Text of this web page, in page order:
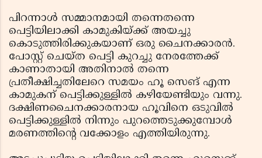
പിറന്നാള്‍ സമ്മാനമായി തന്നെതന്നെ
പെട്ടിയിലാക്കി കാമുകിയ്ക്ക് അയച്ചു
കൊടുത്തിരിക്കുകയാണ് ഒരു ചൈനക്കാരന്‍.
പോസ്റ്റ് ചെയ്ത പെട്ടി കുറച്ചു നേരത്തേക്ക്
കാണാതായി അതിനാല്‍ തന്നെ
പ്രതീക്ഷിച്ചതിലേറെ സമയം ഹൂ സെങ് എന്ന
കാമുകന് പെട്ടിക്കുള്ളില്‍ കഴിയേണ്ടിയും വന്നു.
ദക്ഷിണചൈനക്കാരനായ ഹൂവിനെ ഒടുവില്‍
പെട്ടിക്കുള്ളില്‍ നിന്നും പുറത്തെടുക്കുമ്പോള്‍
മരണത്തിന്റെ വക്കോളം എത്തിയിരുന്നു.